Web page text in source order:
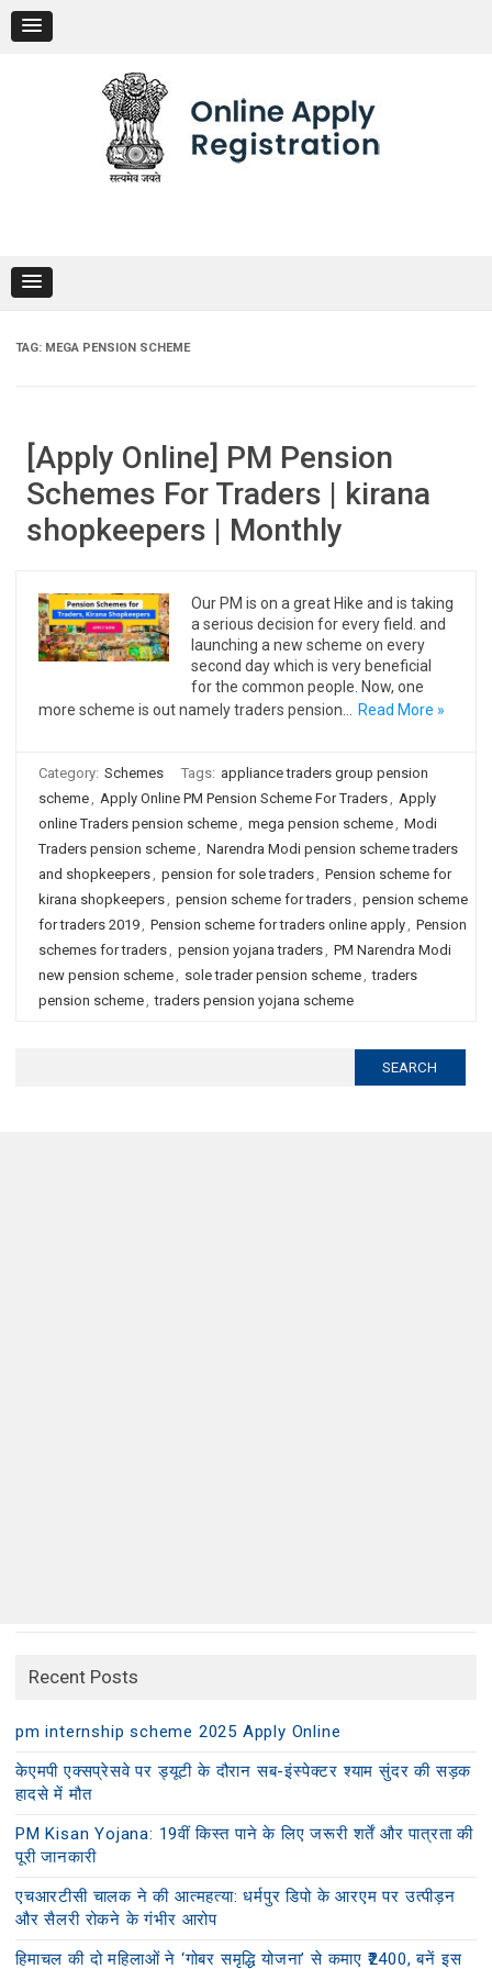
content
TAG: MEGA PENSION SCHEME
[Apply Online] PM Pension
Schemes For Traders | kirana
shopkeepers | Monthly
Our PM is on a great Hike and is taking
a serious decision for every field. and
launching a new scheme on every
second day which is very beneficial
for the common people. Now, one
more scheme is out namely traders pension…
Read More »
Category: Schemes Tags: appliance traders group pension
scheme, Apply Online PM Pension Scheme For Traders, Apply
online Traders pension scheme, mega pension scheme, Modi
Traders pension scheme, Narendra Modi pension scheme traders
and shopkeepers, pension for sole traders, Pension scheme for
kirana shopkeepers, pension scheme for traders, pension scheme
for traders 2019, Pension scheme for traders online apply, Pension
schemes for traders, pension yojana traders, PM Narendra Modi
new pension scheme, sole trader pension scheme, traders
pension scheme, traders pension yojana scheme
Recent Posts
pm internship scheme 2025 Apply Online
केएमपी एक्सप्रेसवे पर ड्यूटी के दौरान सब-इंस्पेक्टर श्याम सुंदर की सड़क
हादसे में मौत
PM Kisan Yojana: 19वीं किस्त पाने के लिए जरूरी शर्तें और पात्रता की
पूरी जानकारी
एचआरटीसी चालक ने की आत्महत्या: धर्मपुर डिपो के आरएम पर उत्पीड़न
और सैलरी रोकने के गंभीर आरोप
हिमाचल की दो महिलाओं ने ‘गोबर समृद्धि योजना’ से कमाए ₹2400, बनें इस